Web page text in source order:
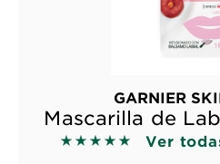
GARNIER
Mascarilla de
5 out of 5 stars
Ver